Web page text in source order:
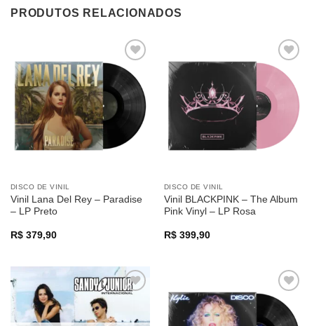
PRODUTOS RELACIONADOS
Adicionar
a lista de
desejos
DISCO DE VINIL
Vinil Lana Del Rey – Paradise
– LP Preto
R$379,90
Adicionar
a lista de
DISCO DE VINIL
Vinil BLACKPINK – The Album
Pink Vinyl – LP Rosa
R$399,90
Adicionar
a lista de
desejos
Adicionar
a lista de
desejos